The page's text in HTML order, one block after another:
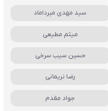
سید مهدی میرداماد
میثم مطیعی
حسین سیب سرخی
رضا نریمانی
جواد مقدم